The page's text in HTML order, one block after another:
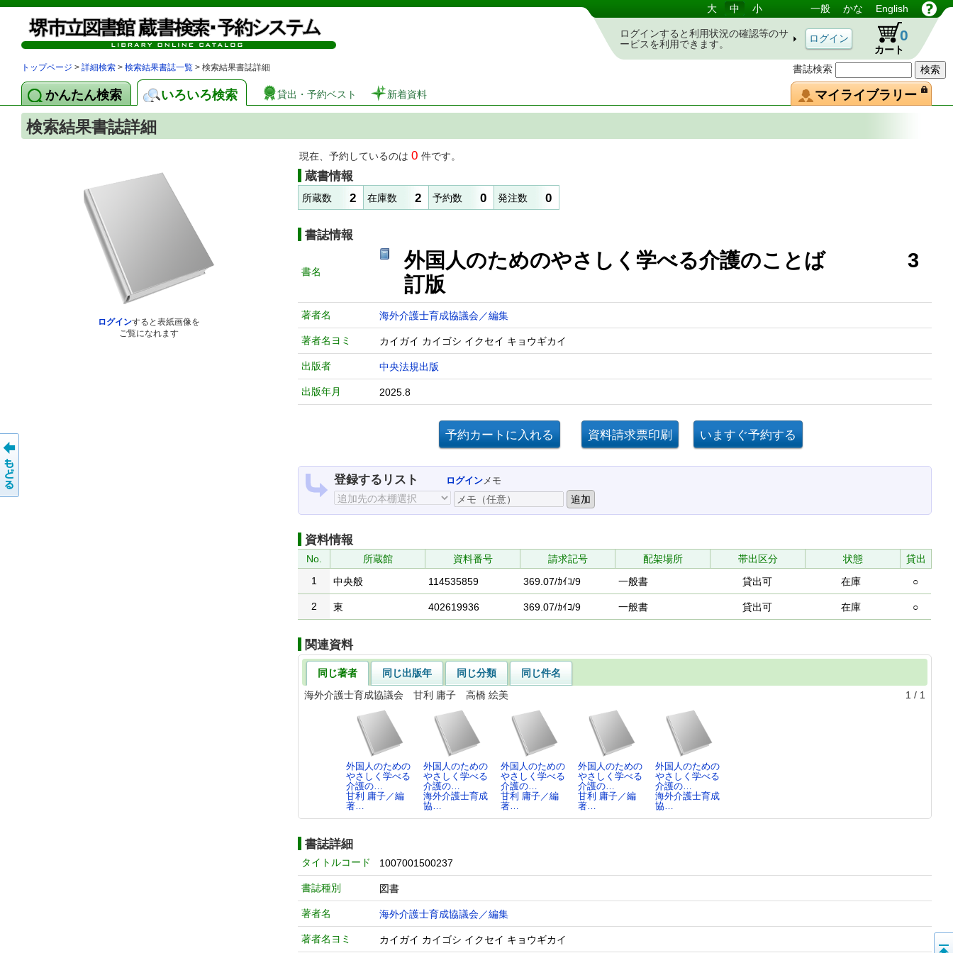
図書館 蔵書検索・予約システム
書誌検索
大 中 小 一般 かな English
ログインすると利用状況の確認等のサ
ービスを利用できます。
カート
0
トップページ > 詳細検索 > 検索結果書誌一覧 > 検索結果書誌詳細
かんたん検索 いろいろ検索 貸出・予約ベスト 新着資料 マイライブラリー
検索結果書誌詳細
ログインすると表紙画像を
ご覧になれます
現在、予約しているのは 0 件です。
蔵書情報
所蔵数 2 在庫数 2 予約数 0 発注数 0
書誌情報
書名
外国人のためのやさしく学べる介護のことば 3
訂版
著者名 海外介護士育成協議会／編集
著者名ヨミ カイガイ カイゴシ イクセイ キョウギカイ
出版者 中央法規出版
出版年月 2025.8
登録するリスト ログインメモ
資料情報
No. 所蔵館 資料番号 請求記号 配架場所 帯出区分 状態
貸出
1
中央般 114535859 369.07/ｶｲｺ/9 一般書 貸出可 在庫 ○
2 東 402619936 369.07/ｶｲｺ/9 一般書 貸出可 在庫 ○
関連資料
同じ著者 同じ出版年 同じ分類
同じ件名
海外介護士育成協議会 甘利 庸子 高橋 絵美
1 / 1
外国人のための
やさしく学べる
介護の…
甘利 庸子／編
著…
外国人のための
やさしく学べる
介護の…
海外介護士育成
協…
外国人のための
やさしく学べる
介護の…
甘利 庸子／編
著…
外国人のための
やさしく学べる
介護の…
甘利 庸子／編
著…
外国人のための
やさしく学べる
介護の…
海外介護士育成
協…
書誌詳細
タイトルコード 1007001500237
書誌種別 図書
著者名 海外介護士育成協議会／編集
著者名ヨミ カイガイ カイゴシ イクセイ キョウギカイ